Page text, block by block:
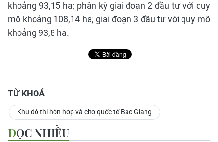
khoảng 93,15 ha; phân kỳ giai đoạn 2 đầu tư với quy
mô khoảng 108,14 ha; giai đoạn 3 đầu tư với quy mô
khoảng 93,8 ha.
TỪ KHOÁ
Khu đô thị hỗn hợp và chợ quốc tế Bắc Giang
ĐỌC NHIỀU